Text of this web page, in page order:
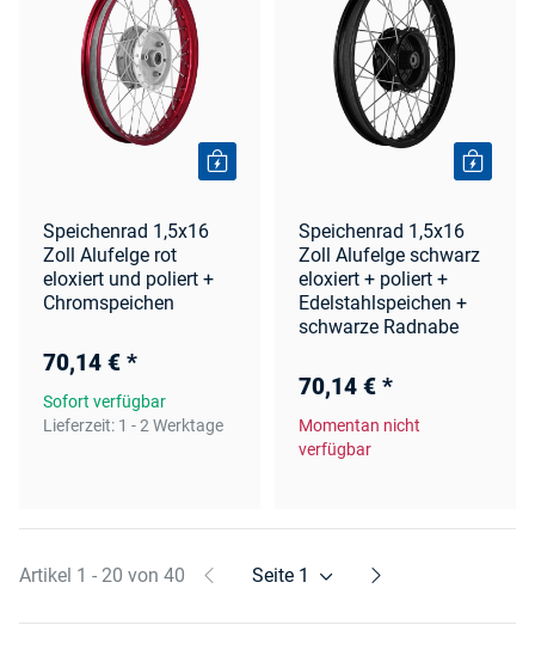
Speichenrad 1,5x16
Zoll Alufelge rot
eloxiert und poliert +
Chromspeichen
70,14 € *
Sofort verfügbar
Lieferzeit: 1 - 2 Werktage
Speichenrad 1,5x16
Zoll Alufelge schwarz
eloxiert + poliert +
Edelstahlspeichen +
schwarze Radnabe
70,14 € *
Momentan nicht
verfügbar
Artikel 1 - 20 von 40 Seite 1